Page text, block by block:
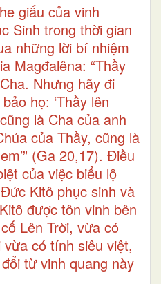
giấu của vinh
Sinh trong thời gian
những lời bí nhiệm
Magđalêna: “Thầy
Nhưng hãy đi
họ: ‘Thầy lên
là Cha của anh
của Thầy, cũng là
(Ga 20,17). Điều
của việc biểu lộ
Kitô phục sinh và
được tôn vinh bên
Lên Trời, vừa có
có tính siêu việt,
từ vinh quang này